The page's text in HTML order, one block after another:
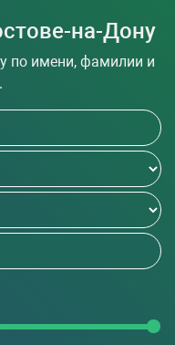
на-Дону
по имени, фамилии и